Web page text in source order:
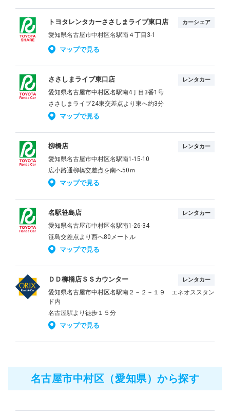
トヨタレンタカーささしまライブ東口店 カーシェア
愛知県名古屋市中村区名駅南４丁目3-1
マップで見る
ささしまライブ東口店 レンタカー
愛知県名古屋市中村区名駅南4丁目3番1号
ささしまライブ24東交差点より東へ約3分
マップで見る
柳橋店 レンタカー
愛知県名古屋市中村区名駅南1-15-10
広小路通柳橋交差点を南へ50ｍ
マップで見る
名駅笹島店 レンタカー
愛知県名古屋市中村区名駅南1-26-34
笹島交差点より西へ80メートル
マップで見る
ＤＤ柳橋店ＳＳカウンター レンタカー
愛知県名古屋市中村区名駅南２－２－１９ エネオススタン
ド内
名古屋駅より徒歩１５分
マップで見る
名古屋市中村区（愛知県）から探す